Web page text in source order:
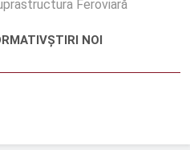
Feroviară
ȘTIRI NOI